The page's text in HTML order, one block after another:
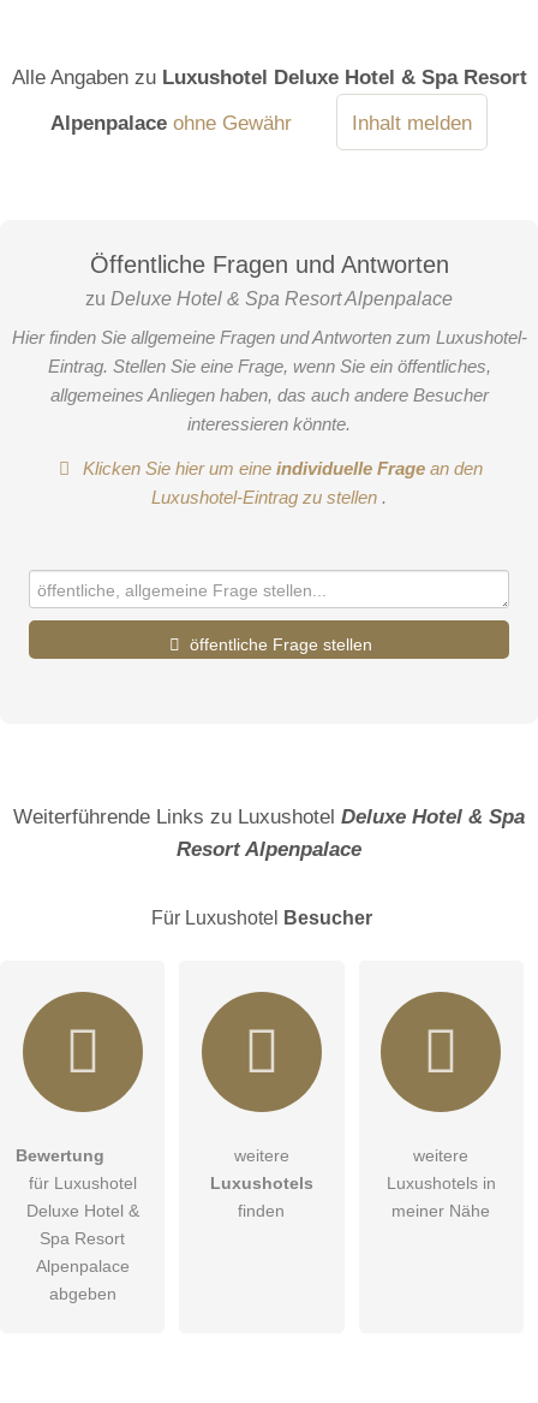
Alle Angaben zu Luxushotel Deluxe Hotel & Spa Resort
Alpenpalace ohne Gewähr Inhalt melden
Öffentliche Fragen und Antworten
zu Deluxe Hotel & Spa Resort Alpenpalace
Hier finden Sie allgemeine Fragen und Antworten zum Luxushotel-
Eintrag. Stellen Sie eine Frage, wenn Sie ein öffentliches,
allgemeines Anliegen haben, das auch andere Besucher
interessieren könnte.
Klicken Sie hier um eineindividuelle Frage an den
Luxushotel-Eintrag zu stellen .
öffentliche Frage stellen
Die Datenschutzerklärunghabe ich zur Kenntnis genommen.
öffentliche Frage stellen
Hinweis:
Besucher sichtbar
Weiterführende Links zu Luxushotel Deluxe Hotel & Spa
Resort Alpenpalace
Für Luxushotel Besucher
Bewertung
für Luxushotel
Deluxe Hotel &
Spa Resort
Alpenpalace
abgeben
weitere
Luxushotels
finden
weitere
Luxushotels in
meiner Nähe